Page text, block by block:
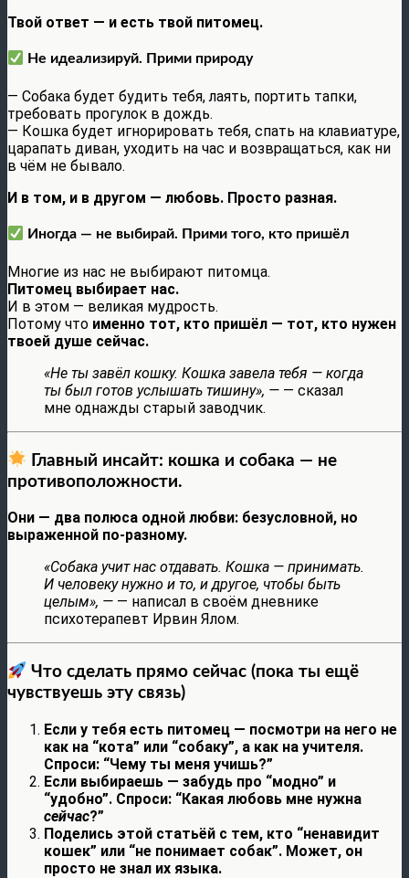
Твой ответ — и есть твой питомец.
Не идеализируй. Прими природу
— Собака будет будить тебя, лаять, портить тапки,
требовать прогулок в дождь.
— Кошка будет игнорировать тебя, спать на клавиатуре,
царапать диван, уходить на час и возвращаться, как ни
в чём не бывало.
И в том, и в другом — любовь. Просто разная.
Иногда — не выбирай. Прими того, кто пришёл
Многие из нас не выбирают питомца.
Питомец выбирает нас.
И в этом — великая мудрость.
Потому что именно тот, кто пришёл — тот, кто нужен
твоей душе сейчас.
«Не ты завёл кошку. Кошка завела тебя — когда
ты был готов услышать тишину», — — сказал
мне однажды старый заводчик.
Главный инсайт: кошка и собака — не
противоположности.
Они — два полюса одной любви: безусловной, но
выраженной по-разному.
«Собака учит нас отдавать. Кошка — принимать.
И человеку нужно и то, и другое, чтобы быть
целым», — — написал в своём дневнике
психотерапевт Ирвин Ялом.
Что сделать прямо сейчас (пока ты ещё
чувствуешь эту связь)
Если у тебя есть питомец — посмотри на него не
как на “кота” или “собаку”, а как на учителя.
Спроси: “Чему ты меня учишь?”
Если выбираешь — забудь про “модно” и
“удобно”. Спроси: “Какая любовь мне нужна
сейчас?”
Поделись этой статьёй с тем, кто “ненавидит
кошек” или “не понимает собак”. Может, он
просто не знал их языка.